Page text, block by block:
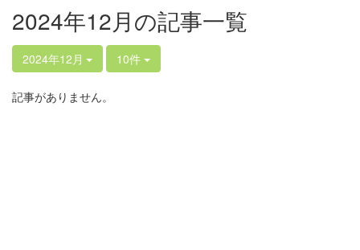
2024年12月の記事一覧
2024年12月 10件
記事がありません。